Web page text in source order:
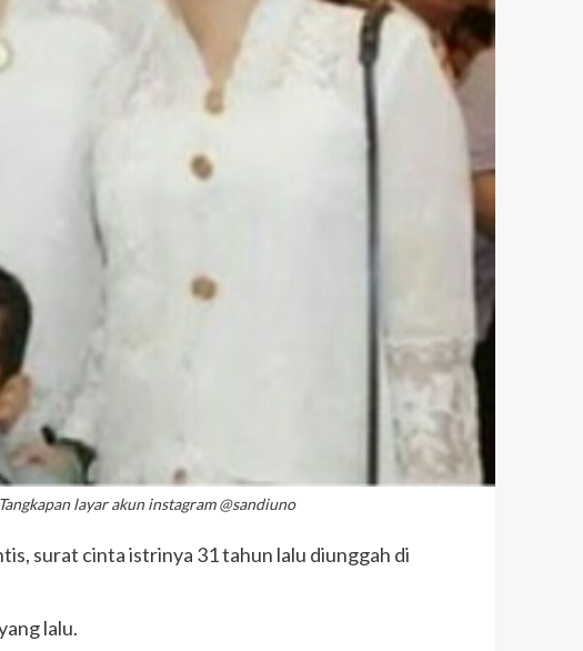
layar akun instagram @sandiuno
surat cinta istrinya 31 tahun lalu diunggah di
lalu.